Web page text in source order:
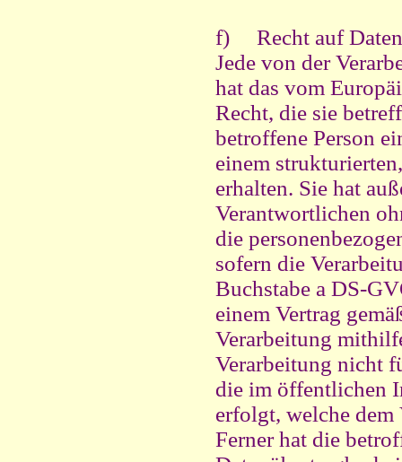
f) Recht auf
Jede von der
hat das vom
Recht, die sie
betroffene Person
einem
erhalten. Sie hat
Verantwortlichen
die
sofern die
Buchstabe a DS-
einem Vertrag
Verarbeitung
Verarbeitung nicht
die im öffentlichen
erfolgt, welche
Ferner hat die